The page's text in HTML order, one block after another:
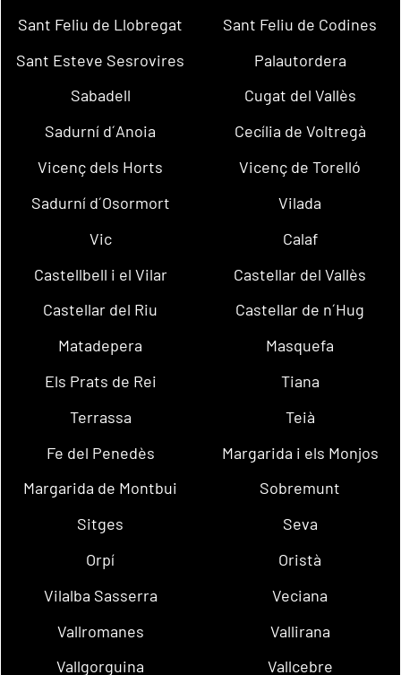
Sant Feliu de Llobregat
Sant Feliu de Codines
Sant Esteve Sesrovires
Palautordera
Sabadell
Cugat del Vallès
Sadurní d´Anoia
Cecília de Voltregà
Vicenç dels Horts
Vicenç de Torelló
Sadurní d´Osormort
Vilada
Vic
Calaf
Castellbell i el Vilar
Castellar del Vallès
Castellar del Riu
Castellar de n´Hug
Matadepera
Masquefa
Els Prats de Rei
Tiana
Terrassa
Teià
Fe del Penedès
Margarida i els Monjos
Margarida de Montbui
Sobremunt
Sitges
Seva
Orpí
Oristà
Vilalba Sasserra
Veciana
Vallromanes
Vallirana
Vallgorguina
Vallcebre